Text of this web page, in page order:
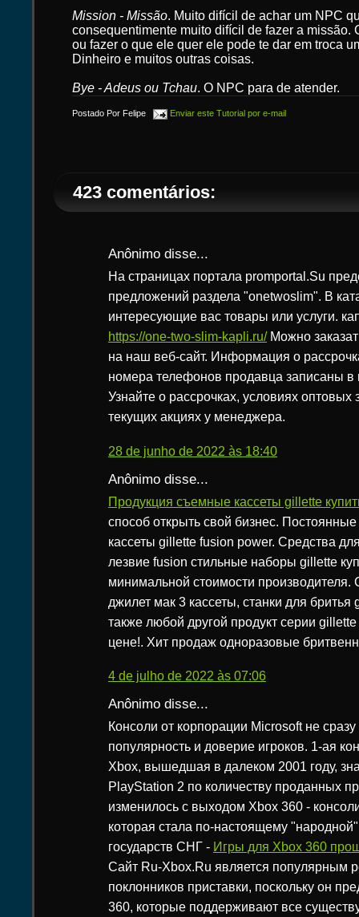
Mission - Missão. Muito difícil de achar um NPC
consequentimente muito difícil de fazer a missão.
ou fazer o que ele quer ele pode te dar em troca
Dinheiro e muitos outras coisas.
Bye - Adeus ou Tchau. O NPC para de atender.
Postado Por Felipe Enviar este Tutorial por e-mail
423 comentários:
Anônimo disse...
На страницах портала promportal.Su
предложений раздела "onetwoslim". В
интересующие вас товары или услуги.
https://one-two-slim-kapli.ru/Можно
на наш веб-сайт. Информация о
номера телефонов продавца записаны в
Узнайте о рассрочках, условиях оптовых
текущих акциях у менеджера.
28 de junho de 2022 às 18:40
Anônimo disse...
Продукция съемные кассеты gillette
способ открыть свой бизнес.
кассеты gillette fusion power. Средства
лезвие fusion стильные наборы gillette
минимальной стоимости производителя.
джилет мак 3 кассеты, станки для бритья
также любой другой продукт серии
цене!. Хит продаж одноразовые
4 de julho de 2022 às 07:06
Anônimo disse...
Консоли от корпорации Microsoft не
популярность и доверие игроков. 1-ая
Xbox, вышедшая в далеком 2001 году,
PlayStation 2 по количеству проданных
изменилось с выходом Xbox 360 -
которая стала по-настоящему
государств СНГ - Игры для Xbox 360
Сайт Ru-Xbox.Ru является популярным
поклонников приставки, поскольку он
360, которые поддерживают все